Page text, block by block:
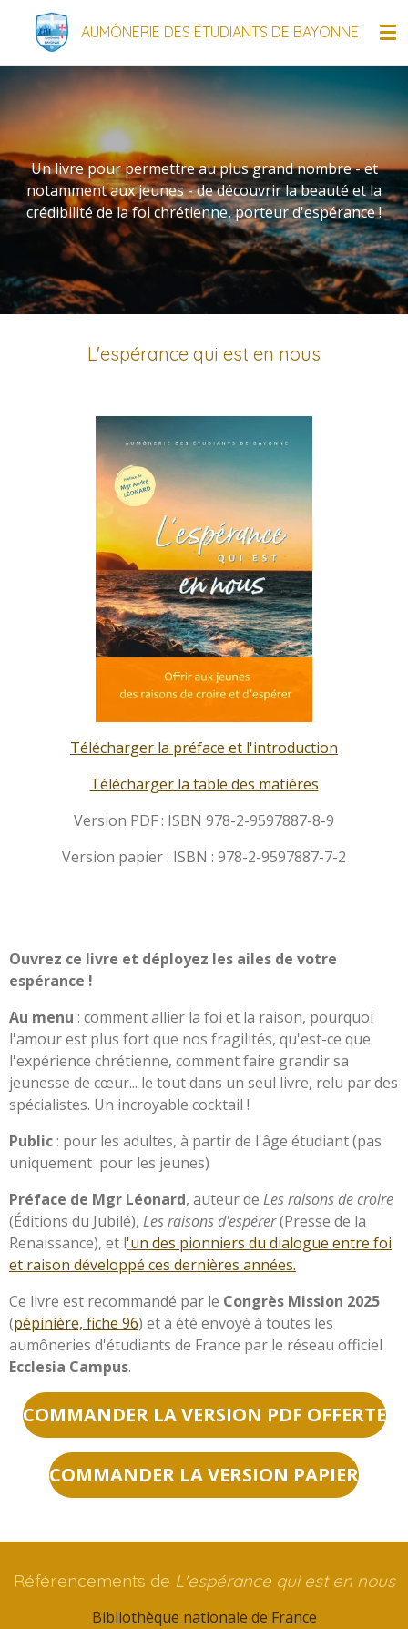
Passer
principal
AUMÔNERIE DES ÉTUDIANTS DE BAYONNE
Un livre pour permettre au plus grand nombre - et
notamment aux jeunes - de découvrir la beauté et la
crédibilité de la foi chrétienne, porteur d'espérance !
L'espérance qui est en nous
Télécharger la préface et l'introduction
Télécharger la table des matières
Version PDF : ISBN 978-2-9597887-8-9
Version papier : ISBN : 978-2-9597887-7-2
Ouvrez ce livre et déployez les ailes de votre
espérance !
Au menu : comment allier la foi et la raison, pourquoi
l'amour est plus fort que nos fragilités, qu'est-ce que
l'expérience chrétienne, comment faire grandir sa
jeunesse de cœur... le tout dans un seul livre, relu par des
spécialistes. Un incroyable cocktail !
Public: pour les adultes, à partir de l'âge étudiant (pas
uniquement pour les jeunes)
Préface de Mgr Léonard, auteur de Les raisons de croire
(Éditions du Jubilé), Les raisons d'espérer(Presse de la
Renaissance), et l'un des pionniers du dialogue entre foi
et raison développé ces dernières années.
Ce livre est recommandé par le Congrès Mission 2025
(pépinière, fiche 96) et à été envoyé à toutes les
aumôneries d'étudiants de France par le réseau officiel
Ecclesia Campus.
COMMANDER LA VERSION PDF OFFERTE
COMMANDER LA VERSION PAPIER
Référencements de L'espérance qui est en nous
Bibliothèque nationale de France